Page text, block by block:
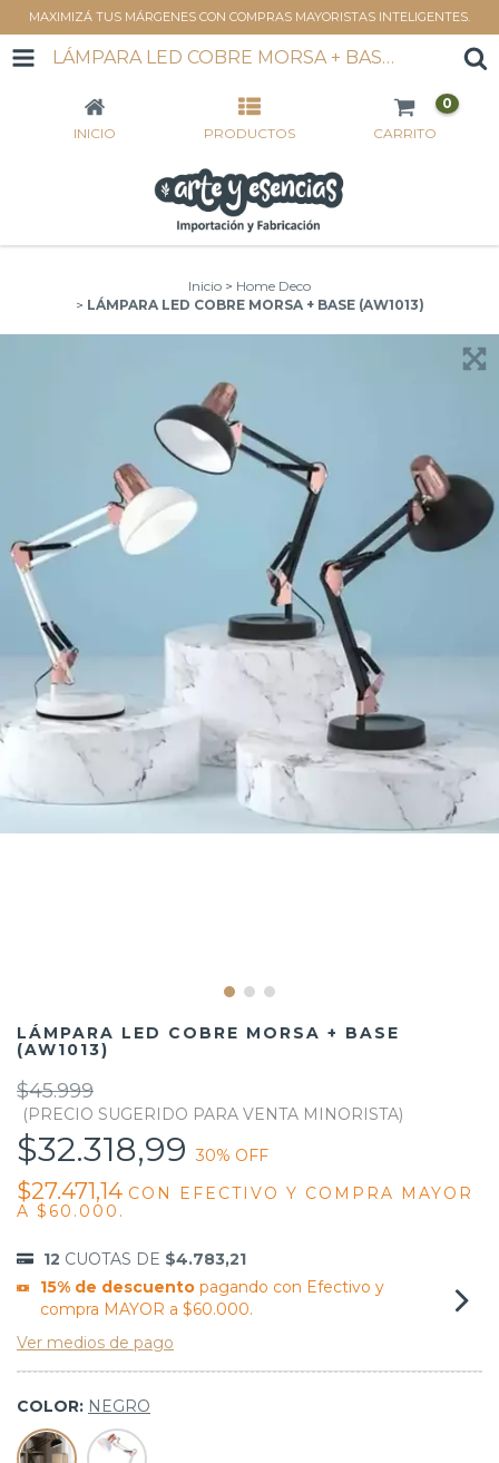
MAXIMIZÁ TUS MÁRGENES CON COMPRAS MAYORISTAS INTELIGENTES.
LÁMPARA LED COBRE MORSA + BASE (AW1013)
INICIO PRODUCTOS CARRITO
0
Inicio > Home Deco
> LÁMPARA LED COBRE MORSA + BASE (AW1013)
LÁMPARA LED COBRE MORSA + BASE
(AW1013)
$45.999
$32.318,9930% OFF
$27.471,14 CON
EFECTIVO Y COMPRA MAYOR
A $60.000.
12 CUOTAS DE $4.783,21
15% de descuentopagando con Efectivo y
compra MAYOR a $60.000.
Ver medios de pago
COLOR: NEGRO